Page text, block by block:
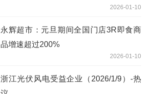
2026-01-10
永辉超市：元旦期间全国门店3R即食商
品增速超过200%
2026-01-10
浙江光伏风电受益企业（2026/1/9）-热